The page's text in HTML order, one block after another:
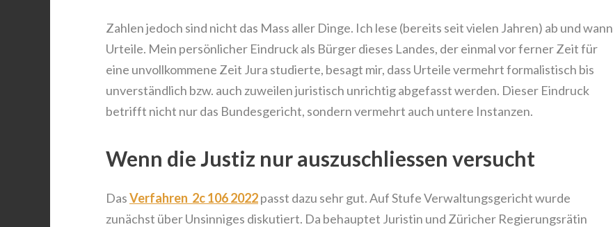
Zahlen jedoch sind nicht das Mass aller Dinge. Ich lese (bereits seit vielen Jahren) ab und wann
Urteile. Mein persönlicher Eindruck als Bürger dieses Landes, der einmal vor ferner Zeit für
eine unvollkommene Zeit Jura studierte, besagt mir, dass Urteile vermehrt formalistisch bis
unverständlich bzw. auch zuweilen juristisch unrichtig abgefasst werden. Dieser Eindruck
betrifft nicht nur das Bundesgericht, sondern vermehrt auch untere Instanzen.
Wenn die Justiz nur auszuschliessen versucht
DasVerfahren 2c 106 2022passt dazu sehr gut. Auf Stufe Verwaltungsgericht wurde
zunächst über Unsinniges diskutiert. Da behauptet Juristin und Züricher Regierungsrätin